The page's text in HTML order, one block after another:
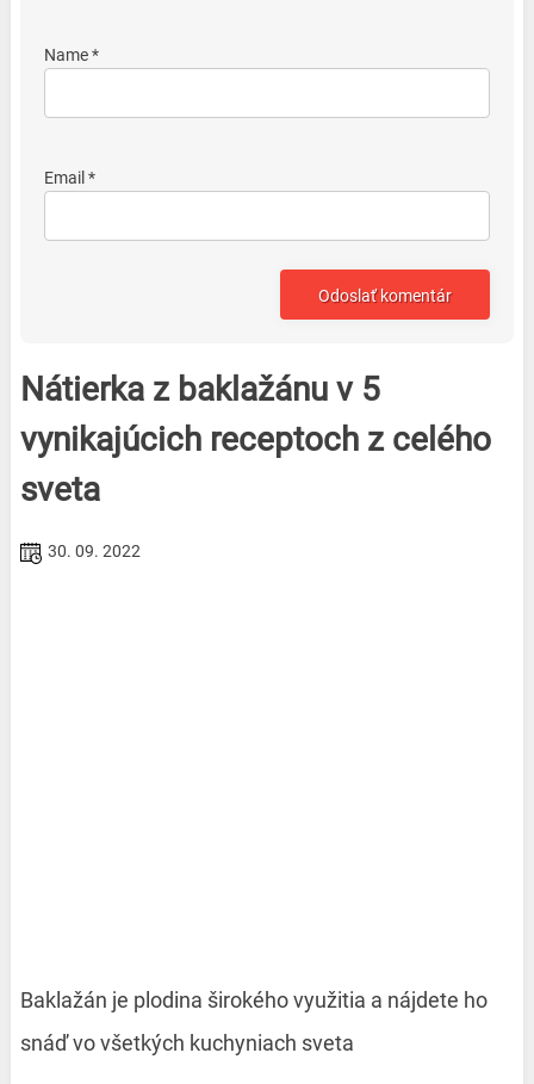
Name *
Email *
Nátierka z baklažánu v 5
vynikajúcich receptoch z celého
sveta
30. 09. 2022
Baklažán je plodina širokého využitia a nájdete ho
snáď vo všetkých kuchyniach sveta